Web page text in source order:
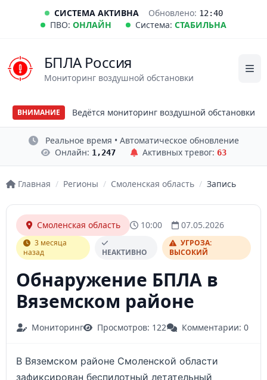
СИСТЕМА АКТИВНА Обновлено: 12:40
ПВО: ОНЛАЙН Система: СТАБИЛЬНА
БПЛА Россия
Мониторинг воздушной обстановки
ВНИМАНИЕ Ведётся мониторинг воздушной обстановки
Реальное время • Автоматическое обновление
Онлайн: 1,247 Активных тревог: 63
Главная / Регионы / Смоленская область / Запись
Смоленская область 10:00 07.05.2026
3 месяца
назад
НЕАКТИВНО
УГРОЗА:
ВЫСОКИЙ
Обнаружение БПЛА в
Вяземском районе
Мониторинг Просмотров: 122 Комментарии: 0
В Вяземском районе Смоленской области
зафиксирован беспилотный летательный